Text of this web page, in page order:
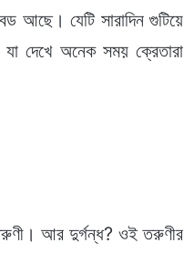
আছে। যেটি সারাদিন গুটিয়ে
দেখে অনেক সময় ক্রেতারা
আর দুর্গন্ধ? ওই তরুণীর